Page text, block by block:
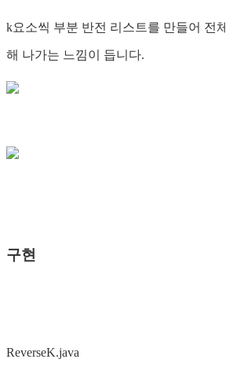
k요소씩 부분 반전 리스트를 만들어 전
해 나가는 느낌이 듭니다.
구현
ReverseK.java